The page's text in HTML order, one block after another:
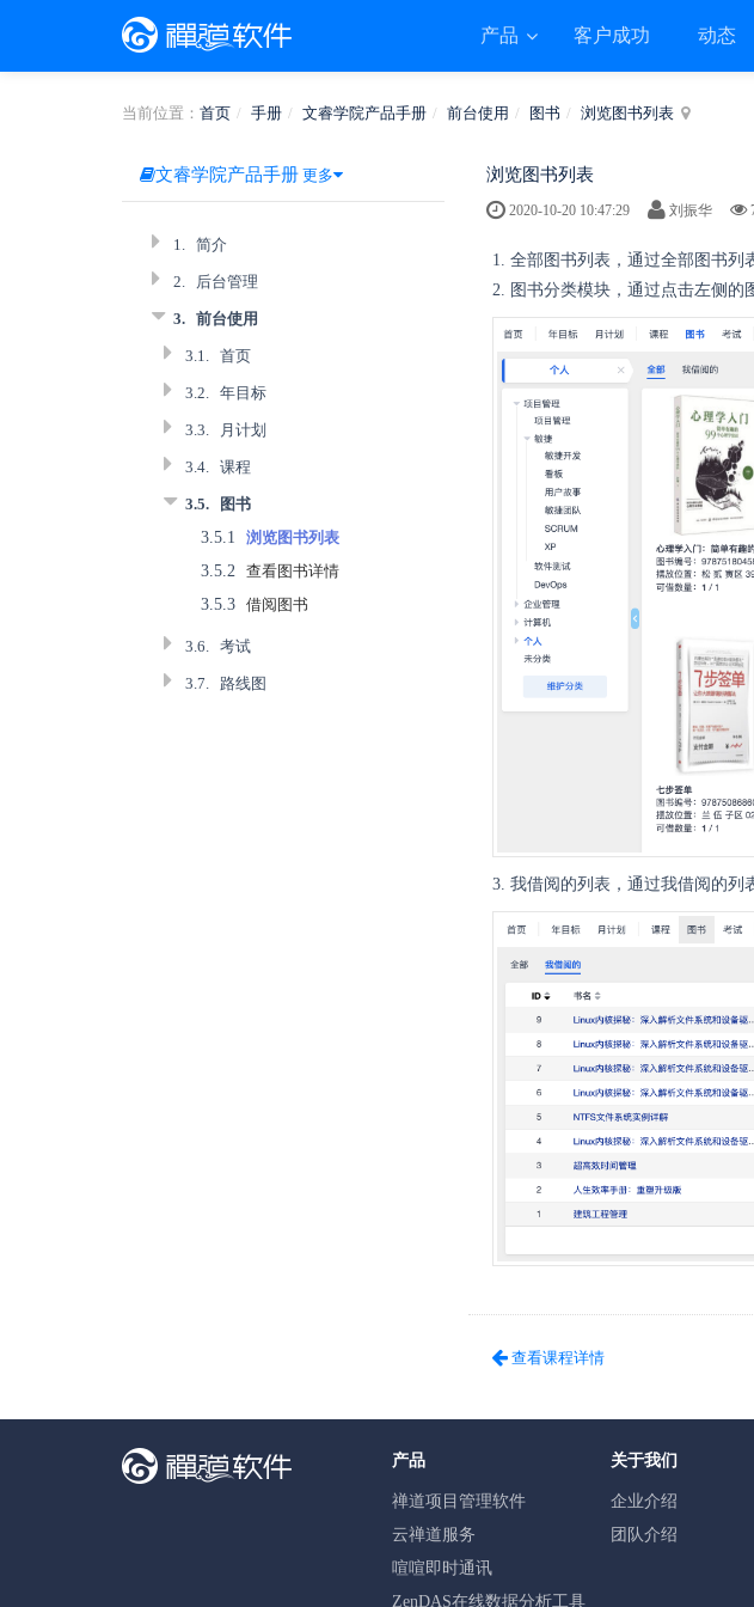
产品 客户成功 动态
当前位置： 首页 手册 文睿学院产品手册 前台使用 图书 浏览图书列表
文睿学院产品手册 更多
1. 简介
2. 后台管理
3. 前台使用
3.1. 首页
3.2. 年目标
3.3. 月计划
3.4. 课程
3.5.
图书
3.5.1
浏览图书列表
3.5.2 查看图书详情
3.5.3 借阅图书
3.6. 考试
3.7. 路线图
浏览图书列表
2020-10-20 10:47:29 刘振华
1. 全部图书列表，通过全部图书列
2. 图书分类模块，通过点击左侧的
3. 我借阅的列表，通过我借阅的列
查看课程详情
产品
禅道项目管理软件
云禅道服务
喧喧即时通讯
ZenDAS在线数据分析工具
关于我们
企业介绍
团队介绍